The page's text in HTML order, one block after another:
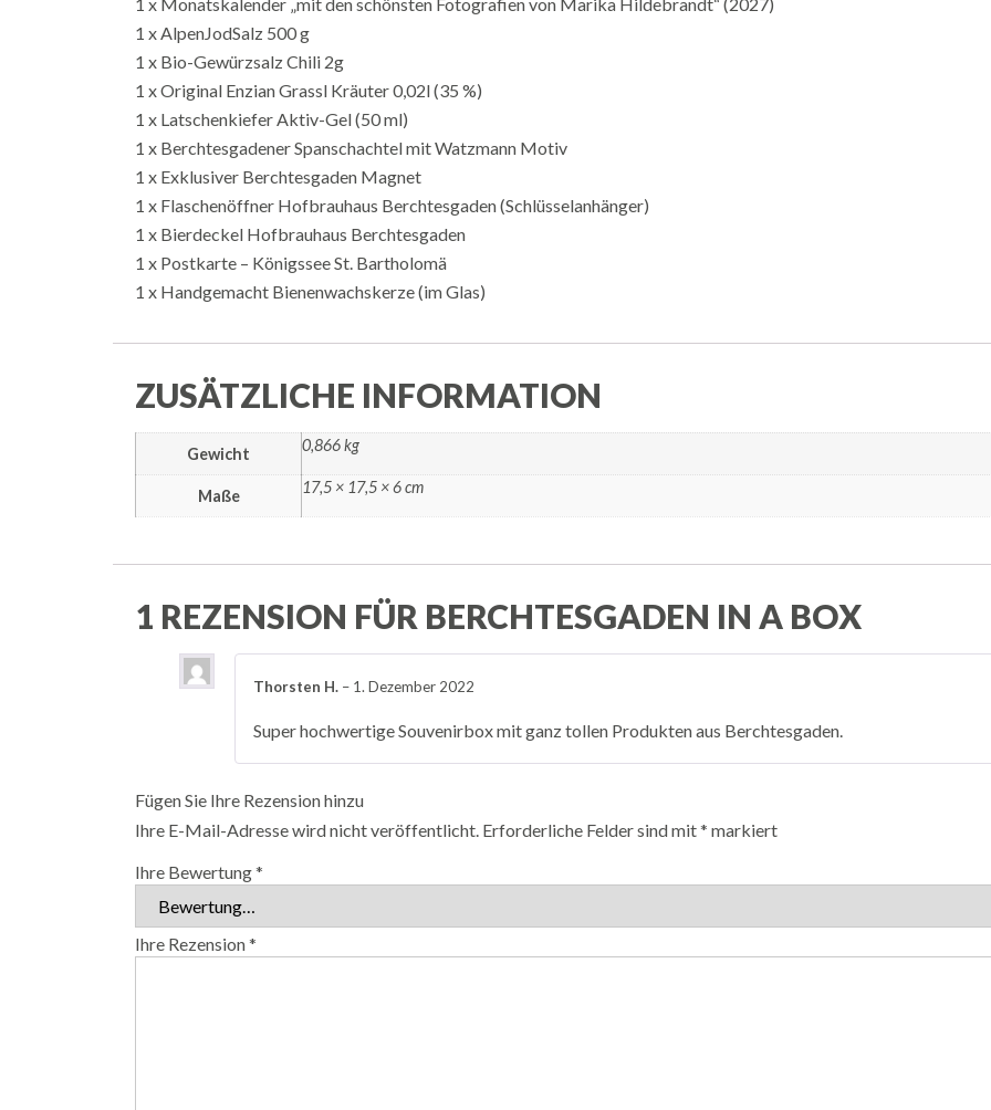
1 x AlpenJodSalz 500 g
1 x Bio-Gewürzsalz Chili 2g
1 x Original Enzian Grassl Kräuter 0,02l (35 %)
1 x Latschenkiefer Aktiv-Gel (50 ml)
1 x Berchtesgadener Spanschachtel mit Watzmann Motiv
1 x Exklusiver Berchtesgaden Magnet
1 x Flaschenöffner Hofbrauhaus Berchtesgaden (Schlüsselanhänger)
1 x Bierdeckel Hofbrauhaus Berchtesgaden
1 x Postkarte – Königssee St. Bartholomä
1 x Handgemacht Bienenwachskerze (im Glas)
ZUSÄTZLICHE INFORMATION
Gewicht 0,866 kg
Maße 17,5 × 17,5 × 6 cm
1 REZENSION FÜR BERCHTESGADEN IN A BOX
Thorsten H. – 1. Dezember 2022
Super hochwertige Souvenirbox mit ganz tollen Produkten aus Berchtesgaden.
Fügen Sie Ihre Rezension hinzu
Ihre E-Mail-Adresse wird nicht veröffentlicht. Erforderliche Felder sind mit* markiert
Ihre Bewertung*
Ihre Rezension*